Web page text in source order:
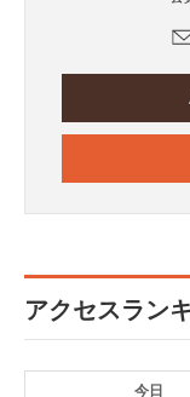
アクセスラン
今日